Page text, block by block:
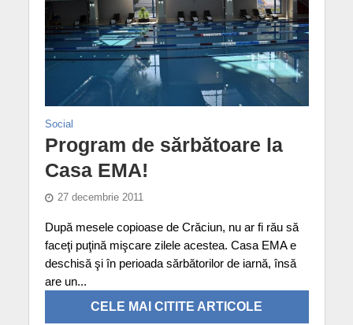
Social
Program de sărbătoare la
Casa EMA!
27 decembrie 2011
După mesele copioase de Crăciun, nu ar fi rău să
faceţi puţină mişcare zilele acestea. Casa EMA e
deschisă şi în perioada sărbătorilor de iarnă, însă
are un...
CELE MAI CITITE ARTICOLE